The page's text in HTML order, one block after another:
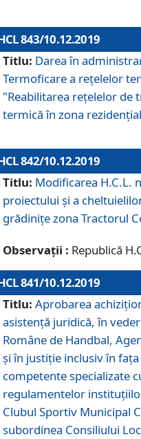
843/10.12.2019
Titlu: Darea în
Termoficare a rețelelor
"Reabilitarea reţelelor de
termică în zona
842/10.12.2019
Titlu: Modificarea H.C.L.
proiectului și a
grădinițe zona Tractorul
Observații : Republică
841/10.12.2019
Titlu: Aprobarea
asistență juridică, în
Române de Handbal,
și în justiție inclusiv în
competente specializate
regulamentelor
Clubul Sportiv Municipal
subordinea Consiliului